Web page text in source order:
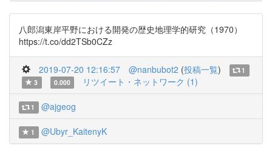
八郎潟東岸平野における開発の歴史地理学的研究（1970）
https://t.co/dd2TSb0CZz
2019-07-20 12:16:57 @nanbubot2 (投稿一覧)
1
3
0.000 リツイート・ネットワーク (1)
1 @ajgeog
1 @Ubyr_KaitenyK